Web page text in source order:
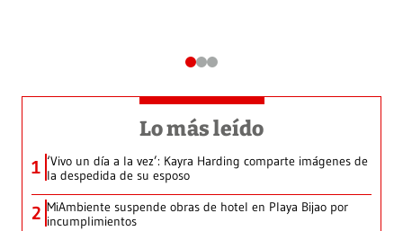
Lo más leído
1 ‘Vivo un día a la vez’: Kayra Harding comparte imágenes de
la despedida de su esposo
2 MiAmbiente suspende obras de hotel en Playa Bijao por
incumplimientos